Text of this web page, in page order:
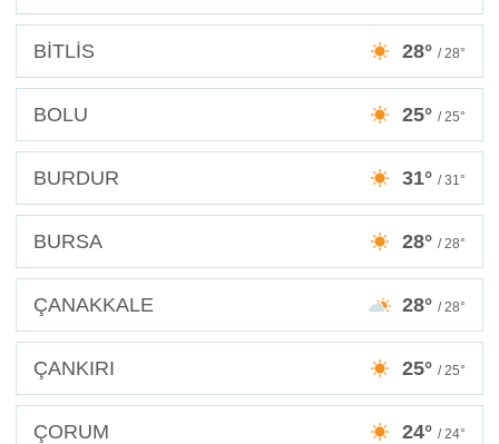
BİTLİS 28° / 28°
BOLU 25° / 25°
BURDUR 31° / 31°
BURSA 28° / 28°
ÇANAKKALE 28° / 28°
ÇANKIRI 25° / 25°
ÇORUM 24° / 24°